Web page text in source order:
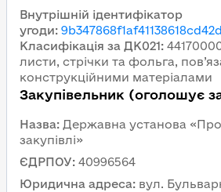
Внутрішній ідентифікатор
угоди:
Класифікація за ДК021:
листи, стрічки та фольга,
конструкційними матеріалами
Закупівельник (оголошує
Назва: Державна установа
закупівлі»
ЄДРПОУ: 40996564
Юридична адреса: вул.